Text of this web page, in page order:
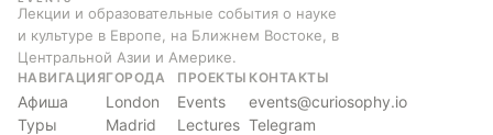
Лекции и образовательные события о науке
и культуре в Европе, на Ближнем Востоке, в
Центральной Азии и Америке.
НАВИГАЦИЯ
Афиша
Туры
ГОРОДА
London
Madrid
ПРОЕКТЫ
Events
Lectures
КОНТАКТЫ
events@curiosophy.io
Telegram